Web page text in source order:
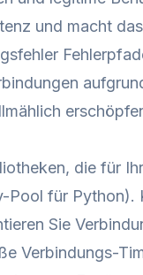
und macht
die für
für Python).
Sie
Verbindungs-